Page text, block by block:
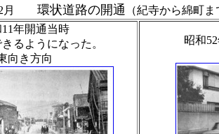
月 環状道路の開通
（紀寺から綿町
11年開通当時
るようになった。
向き方向
昭和